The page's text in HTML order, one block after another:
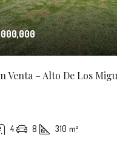
Venta – Alto De Los
4 8 310 m²